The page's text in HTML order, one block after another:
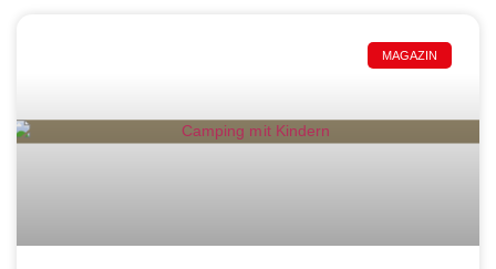
MAGAZIN